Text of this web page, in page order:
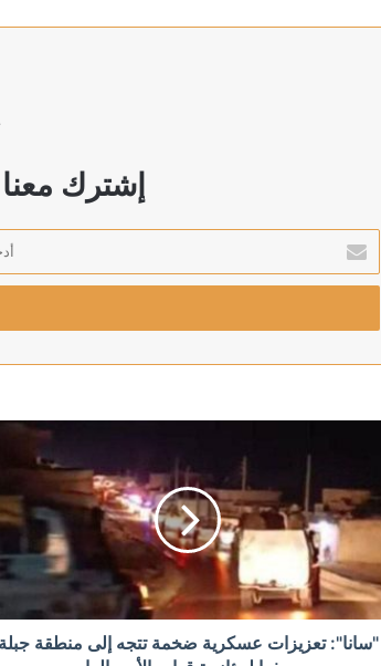
ترامب: سنضرب إيران بقوة وهم يعرفون ذلك
منذ 7 ساعات
أردوغان: إرسال تشريع يتعلق بحل حزب العمال
الدولار يتراجع بعد تثبيت المركزي الأميركي الفائدة
إشترك معنا
بريدك
الإلكتروني
"سانا": تعزيزات عسكرية ضخمة تتجه إلى منطقة جبلة